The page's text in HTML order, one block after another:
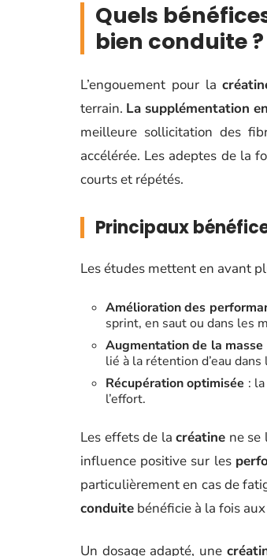
Quels
bien conduite ?
L’engouement pour la
terrain. La supplémentation
meilleure sollicitation des
accélérée. Les adeptes de la
courts et répétés.
Principaux
Les études mettent en avant
Amélioration des
sprint, en saut ou dans les
Augmentation de la masse
lié à la rétention d’eau
Récupération optimisée :
l’effort.
Les effets de lacréatine ne se
influence positive sur les
particulièrement en cas de
conduite bénéficie à la fois
Un dosage adapté, une